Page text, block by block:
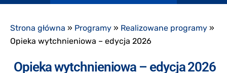
Strona główna » Programy » Realizowane programy »
Opieka wytchnieniowa – edycja 2026
Opieka wytchnieniowa – edycja 2026